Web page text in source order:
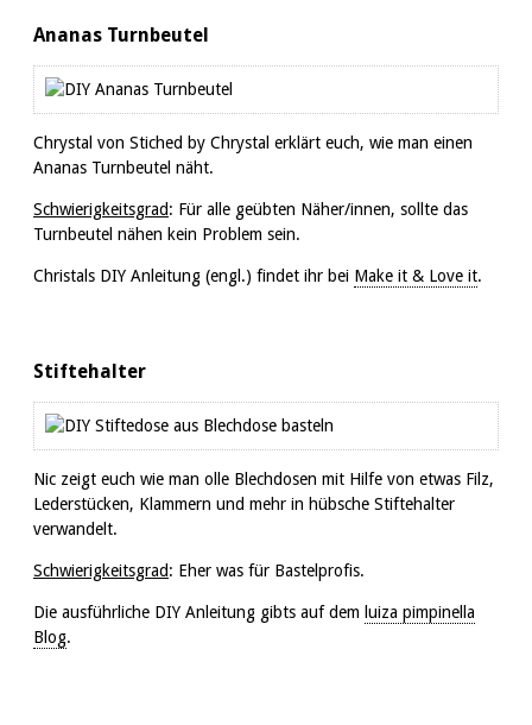
Ananas Turnbeutel
Chrystal von Stiched by Chrystal erklärt euch, wie man einen
Ananas Turnbeutel näht.
Schwierigkeitsgrad: Für alle geübten Näher/innen, sollte das
Turnbeutel nähen kein Problem sein.
Christals DIY Anleitung (engl.) findet ihr bei Make it & Love it.
Stiftehalter
Nic zeigt euch wie man olle Blechdosen mit Hilfe von etwas Filz,
Lederstücken, Klammern und mehr in hübsche Stiftehalter
verwandelt.
Schwierigkeitsgrad: Eher was für Bastelprofis.
Die ausführliche DIY Anleitung gibts auf dem luiza pimpinella
Blog.